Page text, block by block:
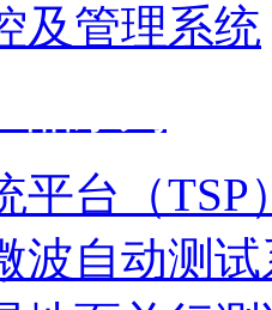
及管理系统
平台（TSP
波自动测